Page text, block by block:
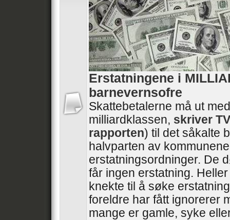
Erstatningene i
barnevernsofre
Skattebetalerne må ut
milliardklassen, skriver
rapporten) til det såkalte
halvparten av
erstatningsordninger. De
får ingen erstatning.
knekte til å søke
foreldre har fått ignorerer
mange er gamle, syke